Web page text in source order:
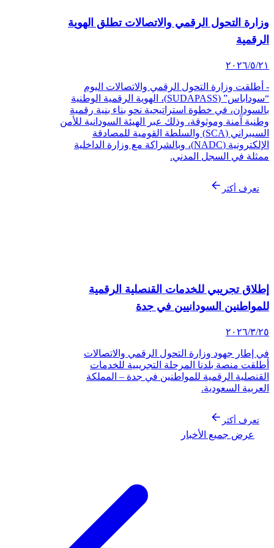
التحول الرقمي والاتصالات تطلق الهوية
وزارة التحول الرقمي والاتصالات اليوم
“سوداباس” (SUDAPASS)، الهوية الرقمية الوطنية
في خطوة استراتيجية نحو بناء بنية رقمية
آمنة وموثوقة، وذلك عبر الهيئة السودانية للأمن
السيبراني (SCA) والسلطة القومية للمصادقة
الإلكترونية (NADC)، وبالشراكة مع وزارة الداخلية
في السجل المدني.
تعرف أكثر
تجريبي للخدمات القنصلية الرقمية
السودانيين في جدة
إطار جهود وزارة التحول الرقمي والاتصالات
منصة بلدنا المرحلة التجريبية للخدمات
الرقمية للمواطنين في جدة – المملكة
السعودية.
تعرف أكثر
عرض جميع الأخبار